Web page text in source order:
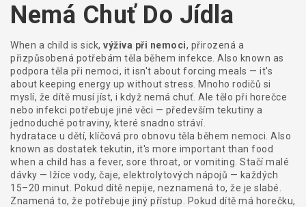
Nemá Chuť Do Jídla
When a child is sick, výživa při nemoci, přirozená a
přizpůsobená potřebám těla během infekce . Also known as
podpora těla při nemoci, it isn't about forcing meals — it's
about keeping energy up without stress.
Mnoho rodičů si
myslí, že dítě musí jíst, i když nemá chuť. Ale tělo při horečce
nebo infekci potřebuje jiné věci — především tekutiny a
jednoduché potraviny, které snadno stráví.
hydratace u dětí, klíčová pro obnovu těla během nemoci . Also
known as dostatek tekutin, it's more important than food
when a child has a fever, sore throat, or vomiting. Stačí malé
dávky — lžíce vody, čaje, elektrolytových nápojů — každých
15–20 minut. Pokud dítě nepije, neznamená to, že je slabé.
Znamená to, že potřebuje jiný přístup.
Pokud dítě má horečku,